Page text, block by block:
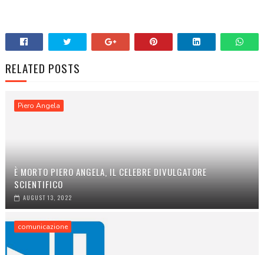
RELATED POSTS
Piero Angela
È MORTO PIERO ANGELA, IL CELEBRE DIVULGATORE
SCIENTIFICO
AUGUST 13, 2022
comunicazione